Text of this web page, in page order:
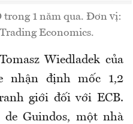
1 năm qua. Đơn vị:
Economics.
Wiedladek của
nhận định mốc 1,2
giới đối với ECB.
Guindos, một nhà